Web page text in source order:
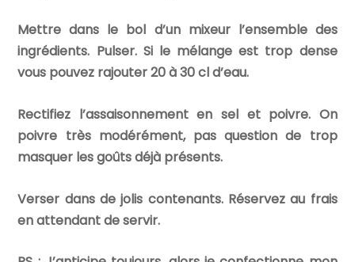
Mettre dans le bol d’un mixeur l’ensemble des
ingrédients. Pulser. Si le mélange est trop dense
vous pouvez rajouter 20 à 30 cl d’eau.
Rectifiez l’assaisonnement en sel et poivre. On
poivre très modérément, pas question de trop
masquer les goûts déjà présents.
Verser dans de jolis contenants. Réservez au frais
en attendant de servir.